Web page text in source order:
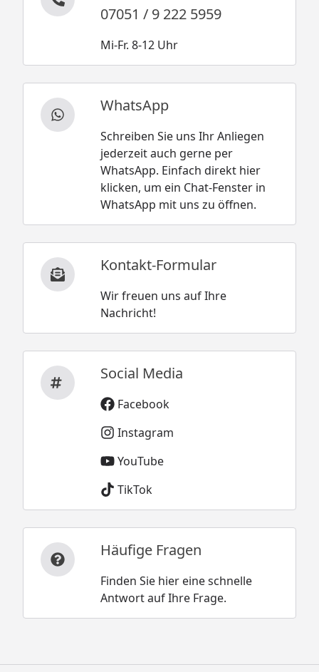
07051 / 9 222 5959
Mi-Fr. 8-12 Uhr
WhatsApp
Schreiben Sie uns Ihr Anliegen
jederzeit auch gerne per
WhatsApp. Einfach direkt hier
klicken, um ein Chat-Fenster in
WhatsApp mit uns zu öffnen.
Kontakt-Formular
Wir freuen uns auf Ihre
Nachricht!
Social Media
Facebook
Instagram
YouTube
TikTok
Häufige Fragen
Finden Sie hier eine schnelle
Antwort auf Ihre Frage.